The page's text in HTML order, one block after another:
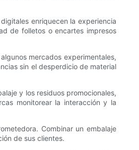
enriquecen la experiencia
de folletos o encartes impresos
mercados experimentales,
sin el desperdicio de material
y los residuos promocionales,
monitorear la interacción y la
Combinar un embalaje
de sus clientes.